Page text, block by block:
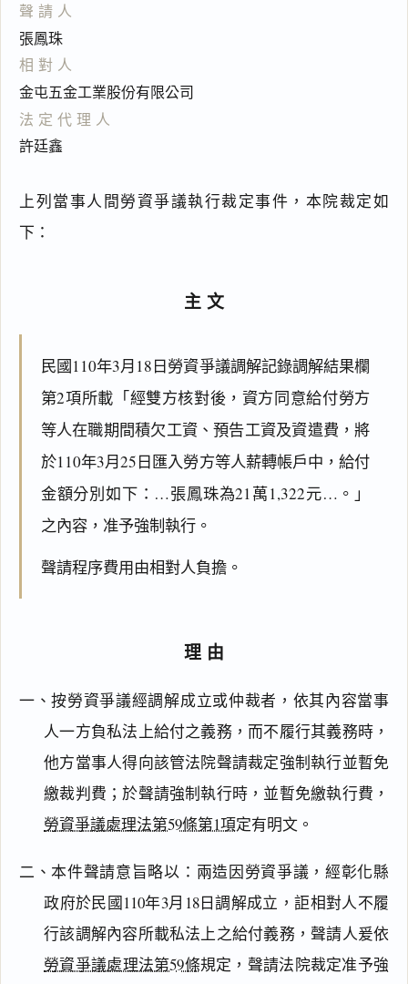
聲請人
張鳳珠
相對人
金屯五金工業股份有限公司
法定代理人
許廷鑫
上列當事人間勞資爭議執行裁定事件，本院裁定如
下：
主文
民國110年3月18日勞資爭議調解記錄調解結果欄
第2項所載「經雙方核對後，資方同意給付勞方
等人在職期間積欠工資、預告工資及資遣費，將
於110年3月25日匯入勞方等人薪轉帳戶中，給付
金額分別如下：…張鳳珠為21萬1,322元…。」
之內容，准予強制執行。
聲請程序費用由相對人負擔。
理由
一、按勞資爭議經調解成立或仲裁者，依其內容當事
人一方負私法上給付之義務，而不履行其義務時，
他方當事人得向該管法院聲請裁定強制執行並暫免
繳裁判費；於聲請強制執行時，並暫免繳執行費，
勞資爭議處理法第59條第1項定有明文。
二、本件聲請意旨略以：兩造因勞資爭議，經彰化縣
政府於民國110年3月18日調解成立，詎相對人不履
行該調解內容所載私法上之給付義務，聲請人爰依
勞資爭議處理法第59條規定，聲請法院裁定准予強